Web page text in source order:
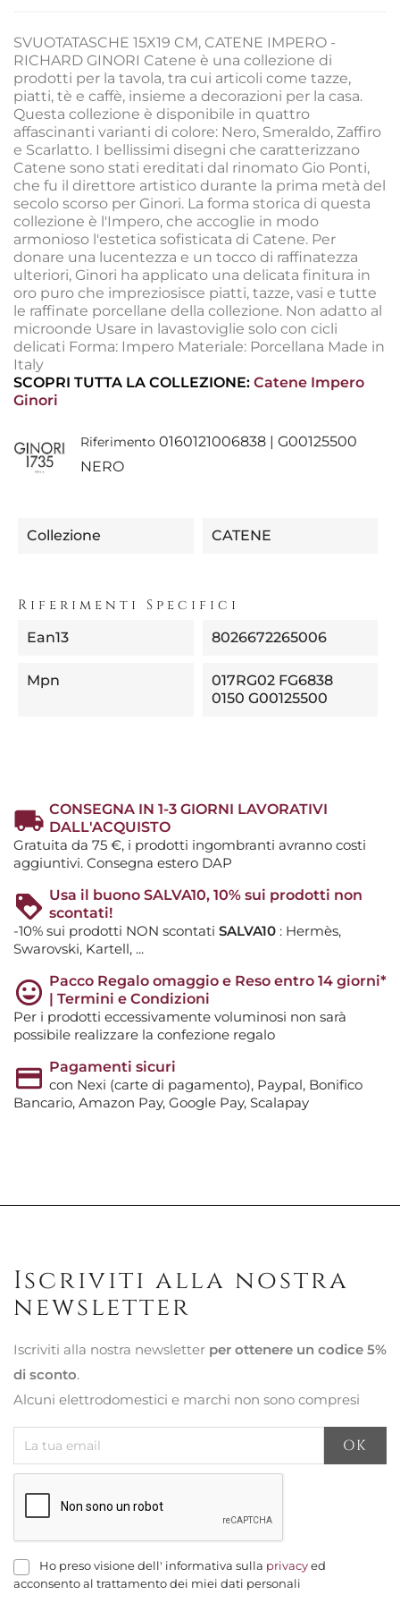
SVUOTATASCHE 15X19 CM, CATENE IMPERO -
RICHARD GINORI Catene è una collezione di
prodotti per la tavola, tra cui articoli come tazze,
piatti, tè e caffè, insieme a decorazioni per la casa.
Questa collezione è disponibile in quattro
affascinanti varianti di colore: Nero, Smeraldo, Zaffiro
e Scarlatto. I bellissimi disegni che caratterizzano
Catene sono stati ereditati dal rinomato Gio Ponti,
che fu il direttore artistico durante la prima metà del
secolo scorso per Ginori. La forma storica di questa
collezione è l'Impero, che accoglie in modo
armonioso l'estetica sofisticata di Catene. Per
donare una lucentezza e un tocco di raffinatezza
ulteriori, Ginori ha applicato una delicata finitura in
oro puro che impreziosisce piatti, tazze, vasi e tutte
le raffinate porcellane della collezione. Non adatto al
microonde Usare in lavastoviglie solo con cicli
delicati Forma: Impero Materiale: Porcellana Made in
Italy
SCOPRI TUTTA LA COLLEZIONE: Catene Impero
Ginori
Riferimento 0160121006838 | G00125500
NERO
Collezione CATENE
Riferimenti Specifici
Ean13 8026672265006
Mpn
017RG02 FG6838
0150 G00125500
CONSEGNA IN 1-3 GIORNI LAVORATIVI
DALL'ACQUISTO
Gratuita da 75 €, i prodotti ingombranti avranno costi
aggiuntivi. Consegna estero DAP
Usa il buono SALVA10, 10% sui prodotti non
scontati!
-10% sui prodotti NON scontati SALVA10 : Hermès,
Swarovski, Kartell, ...
Pacco Regalo omaggio e Reso entro 14 giorni*
| Termini e Condizioni
Per i prodotti eccessivamente voluminosi non sarà
possibile realizzare la confezione regalo
Pagamenti sicuri
con Nexi (carte di pagamento), Paypal, Bonifico
Bancario, Amazon Pay, Google Pay, Scalapay
Iscriviti alla nostra
newsletter
Iscriviti alla nostra newsletter per ottenere un codice 5%
di sconto.
Alcuni elettrodomestici e marchi non sono compresi
Ho preso visione dell' informativa sulla privacy ed
acconsento al trattamento dei miei dati personali